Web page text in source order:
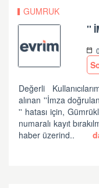
GUMRUK
Değerli
alınan ''İmza
'' hatası için,
numaralı kayıt
haber üzerind..